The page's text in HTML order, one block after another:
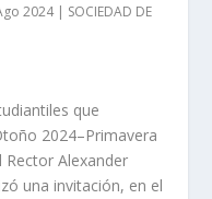
2024| SOCIEDAD DE
que
2024–Primavera
Alexander
una invitación, en el